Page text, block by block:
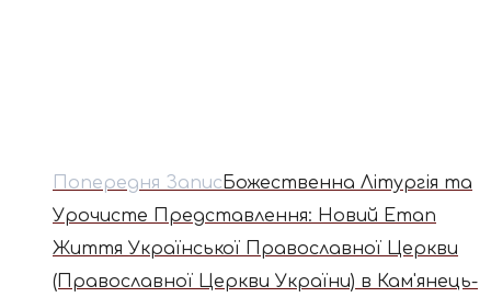
Попередня Запис Божественна Літургія та
Урочисте Представлення: Новий Етап
Життя Української Православної Церкви
(Православної Церкви України) в Кам'янець-